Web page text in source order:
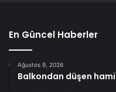
En Güncel Haberler
Ağustos 9, 2026
Balkondan düşen